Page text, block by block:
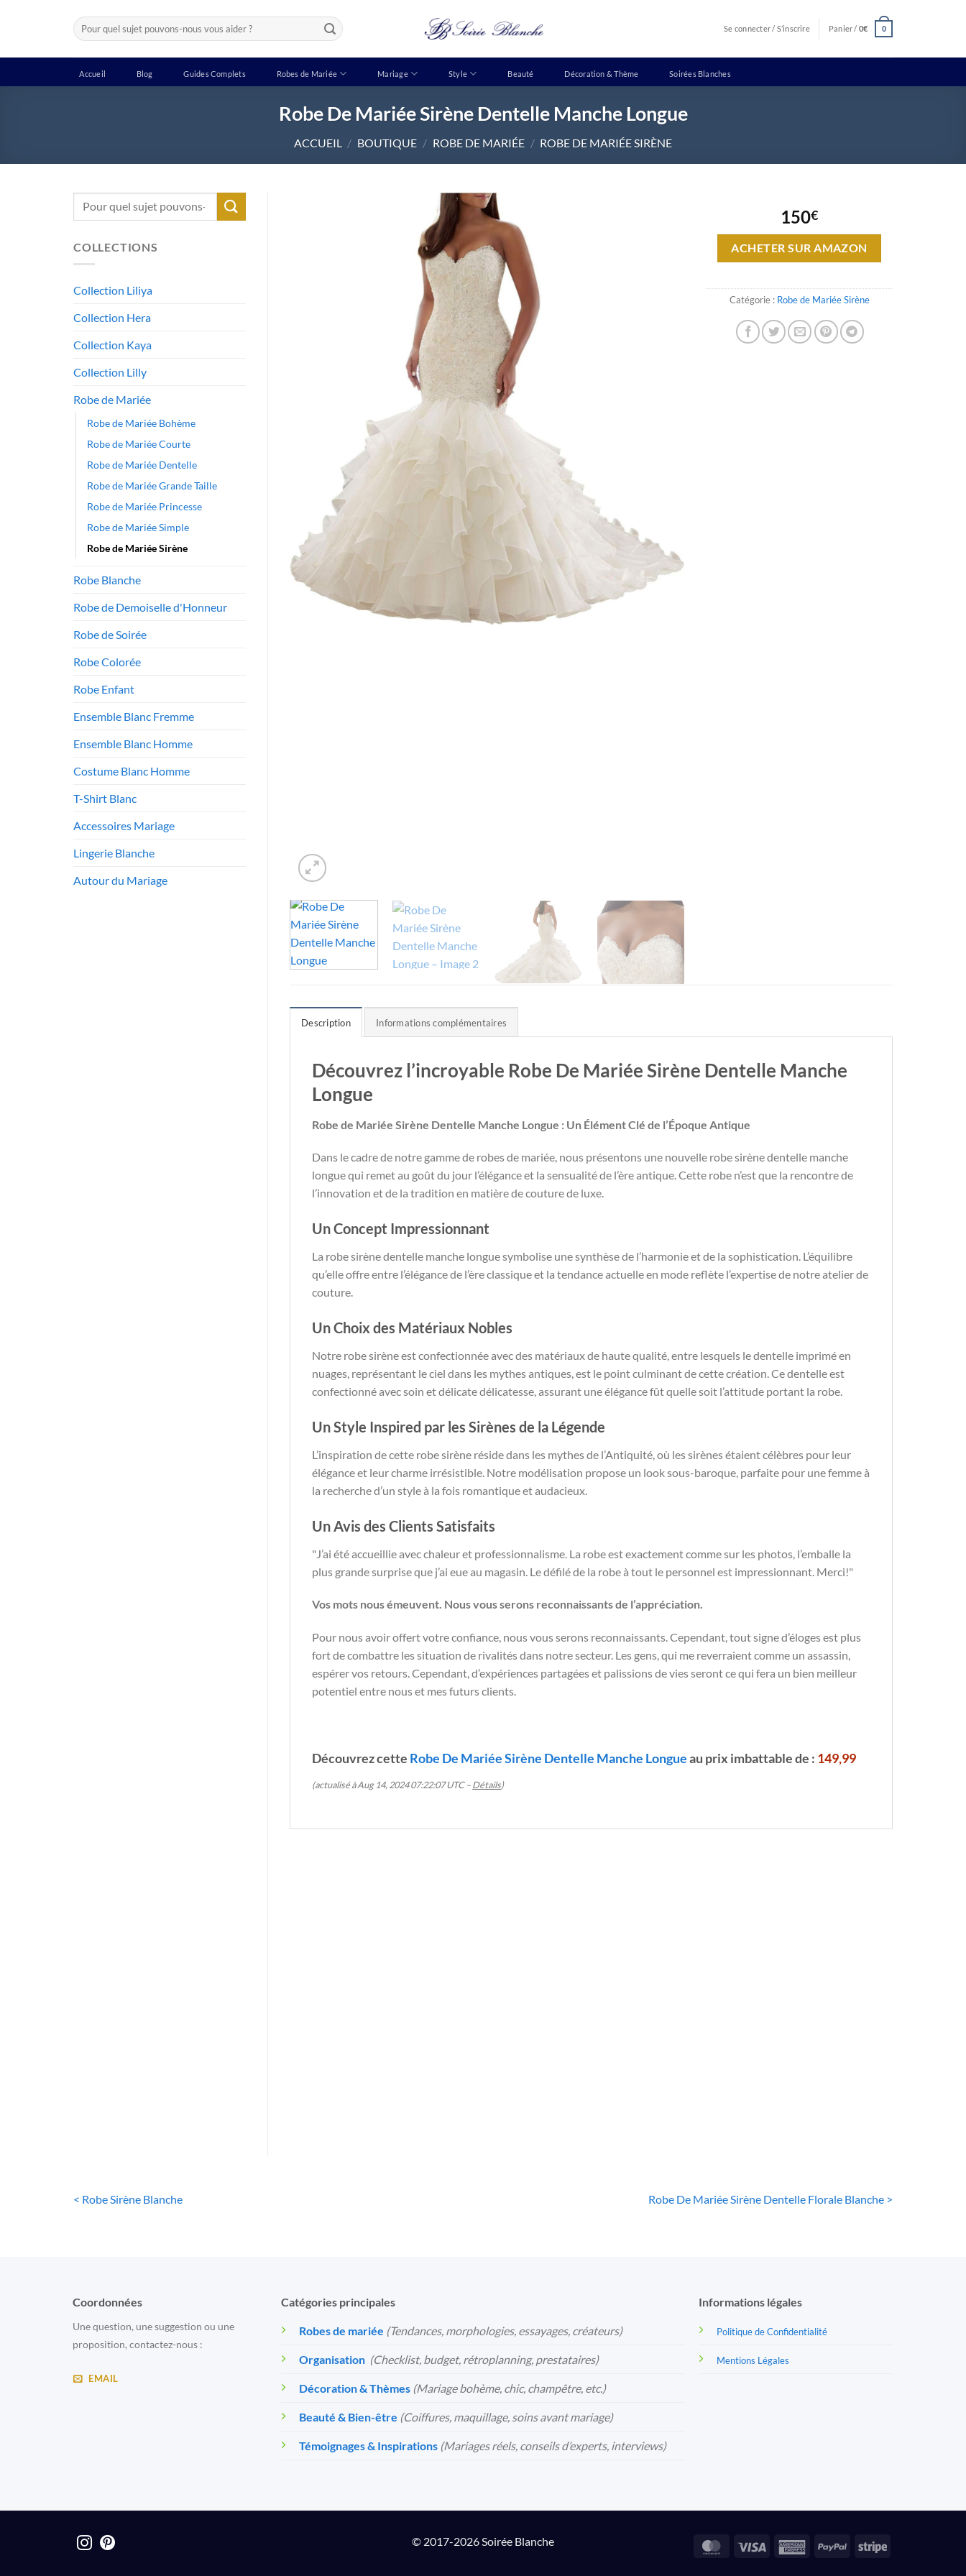
Recherche
pour :
Se connecter / S’inscrire Panier / 0€ 0
Accueil Blog Guides Complets Robes de Mariée Mariage Style Beauté Décoration & Thème Soirées Blanches
Robe De Mariée Sirène Dentelle Manche Longue
ACCUEIL / BOUTIQUE / ROBE DE MARIÉE / ROBE DE MARIÉE SIRÈNE
Recherche
COLLECTIONS
Collection Liliya
Collection Hera
Collection Kaya
Collection Lilly
Robe de Mariée
Robe de Mariée Bohème
Robe de Mariée Courte
Robe de Mariée Dentelle
Robe de Mariée Grande Taille
Robe de Mariée Princesse
Robe de Mariée Simple
Robe de Mariée Sirène
Robe Blanche
Robe de Demoiselle d'Honneur
Robe de Soirée
Robe Colorée
Robe Enfant
Ensemble Blanc Fremme
Ensemble Blanc Homme
Costume Blanc Homme
T-Shirt Blanc
Accessoires Mariage
Lingerie Blanche
Autour du Mariage
150€
ACHETER SUR AMAZON
Catégorie : Robe de Mariée Sirène
Description Informations complémentaires
Découvrez l’incroyable Robe De Mariée Sirène Dentelle Manche
Longue
Robe de Mariée Sirène Dentelle Manche Longue : Un Élément Clé de l’Époque Antique
Dans le cadre de notre gamme de robes de mariée, nous présentons une nouvelle robe sirène dentelle manche
longue qui remet au goût du jour l’élégance et la sensualité de l’ère antique. Cette robe n’est que la rencontre de
l’innovation et de la tradition en matière de couture de luxe.
Un Concept Impressionnant
La robe sirène dentelle manche longue symbolise une synthèse de l’harmonie et de la sophistication. L’équilibre
qu’elle offre entre l’élégance de l’ère classique et la tendance actuelle en mode reflète l’expertise de notre atelier de
couture.
Un Choix des Matériaux Nobles
Notre robe sirène est confectionnée avec des matériaux de haute qualité, entre lesquels le dentelle imprimé en
nuages, représentant le ciel dans les mythes antiques, est le point culminant de cette création. Ce dentelle est
confectionné avec soin et délicate délicatesse, assurant une élégance fût quelle soit l’attitude portant la robe.
Un Style Inspired par les Sirènes de la Légende
L’inspiration de cette robe sirène réside dans les mythes de l’Antiquité, où les sirènes étaient célèbres pour leur
élégance et leur charme irrésistible. Notre modélisation propose un look sous-baroque, parfaite pour une femme à
la recherche d’un style à la fois romantique et audacieux.
Un Avis des Clients Satisfaits
"J’ai été accueillie avec chaleur et professionnalisme. La robe est exactement comme sur les photos, l’emballe la
plus grande surprise que j’ai eue au magasin. Le défilé de la robe à tout le personnel est impressionnant. Merci!"
Vos mots nous émeuvent. Nous vous serons reconnaissants de l’appréciation.
Pour nous avoir offert votre confiance, nous vous serons reconnaissants. Cependant, tout signe d’éloges est plus
fort de combattre les situation de rivalités dans notre secteur. Les gens, qui me reverraient comme un assassin,
espérer vos retours. Cependant, d’expériences partagées et palissions de vies seront ce qui fera un bien meilleur
potentiel entre nous et mes futurs clients.
Découvrez cette Robe De Mariée Sirène Dentelle Manche Longueau prix imbattable de : 149,99
(actualisé à Aug 14, 2024 07:22:07 UTC –Détails)
< Robe Sirène Blanche Robe De Mariée Sirène Dentelle Florale Blanche >
Coordonnées
Une question, une suggestion ou une
proposition, contactez-nous :
EMAIL
Catégories principales
Robes de mariée (Tendances, morphologies, essayages, créateurs)
Organisation (Checklist, budget, rétroplanning, prestataires)
Décoration & Thèmes (Mariage bohème, chic, champêtre, etc.)
Beauté & Bien-être (Coiffures, maquillage, soins avant mariage)
Témoignages & Inspirations (Mariages réels, conseils d’experts, interviews)
Informations légales
Politique de Confidentialité
Mentions Légales
© 2017-2026 Soirée Blanche MasterCard
Visa
AmericanPayPal Stripe